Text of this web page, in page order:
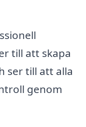
till att skapa
ser till att alla
genom